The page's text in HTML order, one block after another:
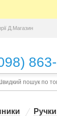
Д.Магазин